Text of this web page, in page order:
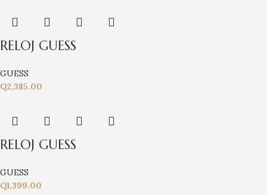
RELOJ GUESS
GUESS
Q2,385.00
RELOJ GUESS
GUESS
Q1,399.00